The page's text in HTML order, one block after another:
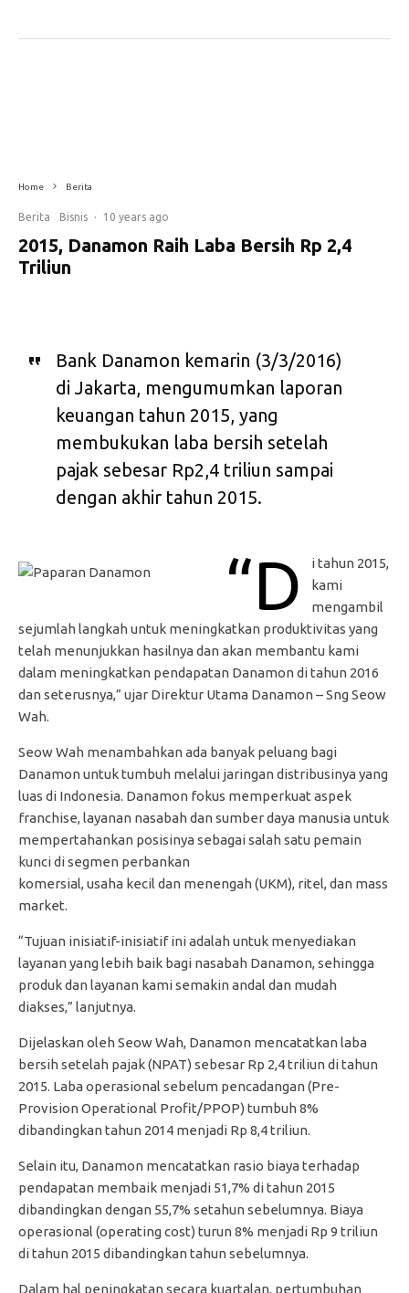
Home Berita
Berita Bisnis · 10 years ago
2015, Danamon Raih Laba Bersih Rp 2,4
Triliun
Bank Danamon kemarin (3/3/2016)
di Jakarta, mengumumkan laporan
keuangan tahun 2015, yang
membukukan laba bersih setelah
pajak sebesar Rp2,4 triliun sampai
dengan akhir tahun 2015.
“D
i tahun 2015,
kami
mengambil
sejumlah langkah untuk meningkatkan produktivitas yang
telah menunjukkan hasilnya dan akan membantu kami
dalam meningkatkan pendapatan Danamon di tahun 2016
dan seterusnya,” ujar Direktur Utama Danamon – Sng Seow
Wah.
Seow Wah menambahkan ada banyak peluang bagi
Danamon untuk tumbuh melalui jaringan distribusinya yang
luas di Indonesia. Danamon fokus memperkuat aspek
franchise, layanan nasabah dan sumber daya manusia untuk
mempertahankan posisinya sebagai salah satu pemain
kunci di segmen perbankan
komersial, usaha kecil dan menengah (UKM), ritel, dan mass
market.
“Tujuan inisiatif-inisiatif ini adalah untuk menyediakan
layanan yang lebih baik bagi nasabah Danamon, sehingga
produk dan layanan kami semakin andal dan mudah
diakses,” lanjutnya.
Dijelaskan oleh Seow Wah, Danamon mencatatkan laba
bersih setelah pajak (NPAT) sebesar Rp 2,4 triliun di tahun
2015. Laba operasional sebelum pencadangan (Pre-
Provision Operational Profit/PPOP) tumbuh 8%
dibandingkan tahun 2014 menjadi Rp 8,4 triliun.
Selain itu, Danamon mencatatkan rasio biaya terhadap
pendapatan membaik menjadi 51,7% di tahun 2015
dibandingkan dengan 55,7% setahun sebelumnya. Biaya
operasional (operating cost) turun 8% menjadi Rp 9 triliun
di tahun 2015 dibandingkan tahun sebelumnya.
Dalam hal peningkatan secara kuartalan, pertumbuhan